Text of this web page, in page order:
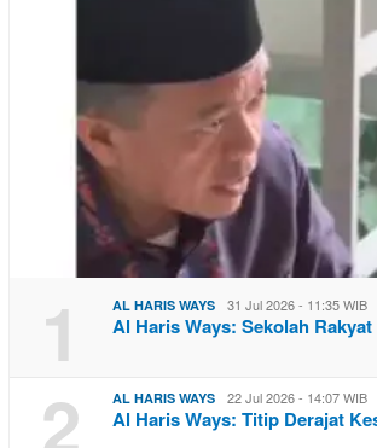
1 AL HARIS WAYS 31 Jul 2026 - 11:35 WIB
Al Haris Ways: Sekolah
2 AL HARIS WAYS 22 Jul 2026 - 14:07 WIB
Al Haris Ways: Titip Derajat